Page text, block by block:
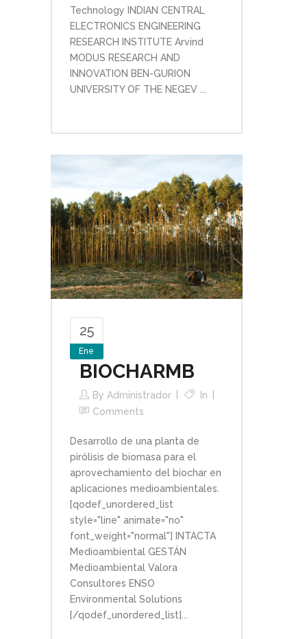
Technology INDIAN CENTRAL
ELECTRONICS ENGINEERING
RESEARCH INSTITUTE Arvind
MODUS RESEARCH AND
INNOVATION BEN-GURION
UNIVERSITY OF THE NEGEV ...
25
Ene
BIOCHARMB
By Administrador
In
Comments
Desarrollo de una planta de
pirólisis de biomasa para el
aprovechamiento del biochar en
aplicaciones medioambientales.
[qodef_unordered_list
style="line" animate="no"
font_weight="normal"] INTACTA
Medioambiental GESTÁN
Medioambiental Valora
Consultores ENSO
Environmental Solutions
[/qodef_unordered_list]...